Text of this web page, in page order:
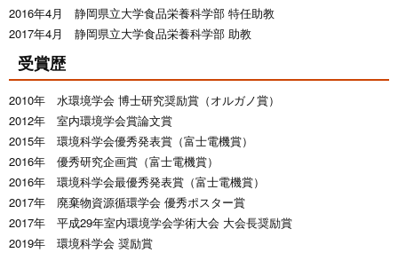
2016年4月 静岡県立大学食品栄養科学部 特任助教
2017年4月 静岡県立大学食品栄養科学部 助教
受賞歴
2010年 水環境学会 博士研究奨励賞（オルガノ賞）
2012年 室内環境学会賞論文賞
2015年 環境科学会優秀発表賞（富士電機賞）
2016年 優秀研究企画賞（富士電機賞）
2016年 環境科学会最優秀発表賞（富士電機賞）
2017年 廃棄物資源循環学会 優秀ポスター賞
2017年 平成29年室内環境学会学術大会 大会長奨励賞
2019年 環境科学会 奨励賞